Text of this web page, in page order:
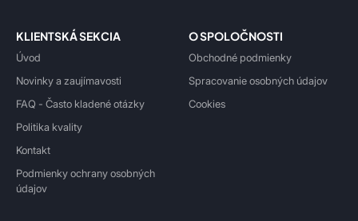
KLIENTSKÁ SEKCIA
Úvod
Novinky a zaujímavosti
FAQ - Často kladené otázky
Politika kvality
Kontakt
Podmienky ochrany osobných
údajov
O SPOLOČNOSTI
Obchodné podmienky
Spracovanie osobných údajov
Cookies